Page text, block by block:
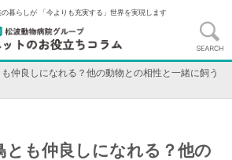
暮らしが 「今よりも充実する」世界を実現します
仲良しになれる？他の動物との相性と一緒に飼う
とも仲良しになれる？他の